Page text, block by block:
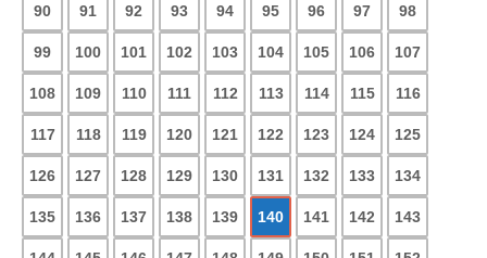
90 91 92 93 94 95 96 97 98
99 100 101 102 103 104 105 106 107
108 109 110 111 112 113 114 115 116
117 118 119 120 121 122 123 124 125
126 127 128 129 130 131 132 133 134
135 136 137 138 139 140 141 142 143